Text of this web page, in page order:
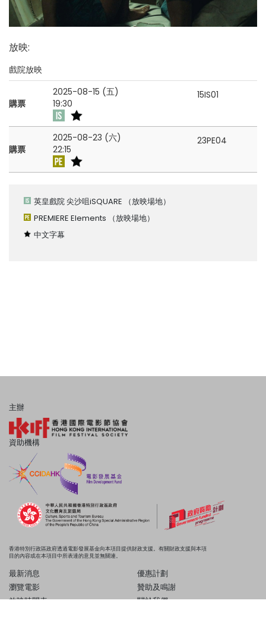
放映:
戲院放映
購票
2025-08-15 (五)
19:30
15IS01
購票
2025-08-23 (六)
22:15
23PE04
英皇戲院 尖沙咀iSQUARE （放映場地）
PREMIERE Elements （放映場地）
中文字幕
主辦
資助機構
香港特別行政區政府透過電影發展基金向本項目提供財政支援。有關財政支援與本項
目的內容或在本項目中所表達的意見並無關連。
最新消息
瀏覽電影
放映時間表
優惠計劃
贊助及鳴謝
關於我們